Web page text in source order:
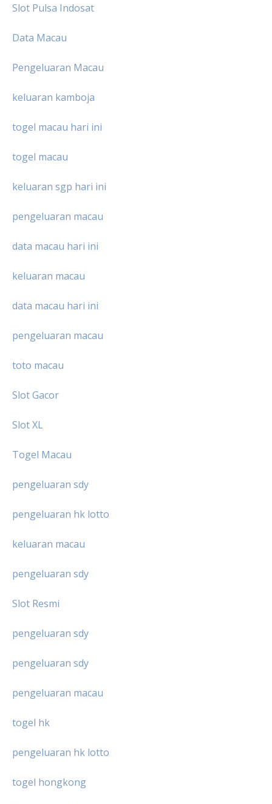
Slot Pulsa Indosat
Data Macau
Pengeluaran Macau
keluaran kamboja
togel macau hari ini
togel macau
keluaran sgp hari ini
pengeluaran macau
data macau hari ini
keluaran macau
data macau hari ini
pengeluaran macau
toto macau
Slot Gacor
Slot XL
Togel Macau
pengeluaran sdy
pengeluaran hk lotto
keluaran macau
pengeluaran sdy
Slot Resmi
pengeluaran sdy
pengeluaran sdy
pengeluaran macau
togel hk
pengeluaran hk lotto
togel hongkong